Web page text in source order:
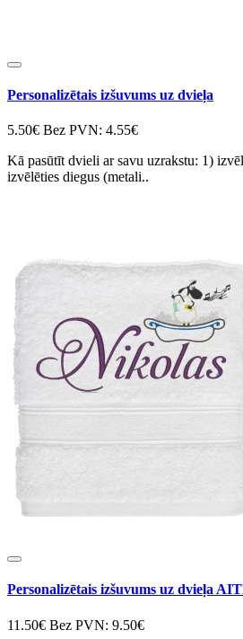
Personalizētais izšuvums uz dvieļa
5.50€ Bez PVN: 4.55€
Kā pasūtīt dvieli ar savu uzrakstu: 1)
izvēlēties diegus (metali..
Personalizētais izšuvums uz dvieļa
11.50€ Bez PVN: 9.50€